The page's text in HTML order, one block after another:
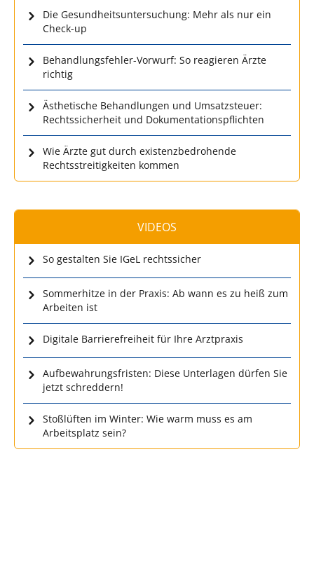
Die Gesundheitsuntersuchung: Mehr als nur ein
Check-up
Behandlungsfehler-Vorwurf: So reagieren Ärzte
richtig
Ästhetische Behandlungen und Umsatzsteuer:
Rechtssicherheit und Dokumentationspflichten
Wie Ärzte gut durch existenzbedrohende
Rechtsstreitigkeiten kommen
VIDEOS
So gestalten Sie IGeL rechtssicher
Sommerhitze in der Praxis: Ab wann es zu heiß zum
Arbeiten ist
Digitale Barrierefreiheit für Ihre Arztpraxis
Aufbewahrungsfristen: Diese Unterlagen dürfen Sie
jetzt schreddern!
Stoßlüften im Winter: Wie warm muss es am
Arbeitsplatz sein?